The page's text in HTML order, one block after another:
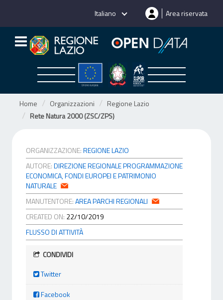
Italiano Area riservata
Home Organizzazioni
Regione Lazio
Rete Natura 2000 (ZSC/ZPS)
ORGANIZZAZIONE:REGIONE LAZIO
AUTORE:DIREZIONE REGIONALE PROGRAMMAZIONE
ECONOMICA, FONDI EUROPEI E PATRIMONIO
NATURALE
MANUTENTORE:AREA PARCHI REGIONALI
CREATED ON: 22/10/2019
FLUSSO DI ATTIVITÀ
CONDIVIDI
Twitter
Facebook